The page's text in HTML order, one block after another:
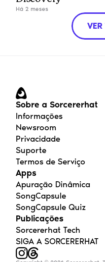
Há 2 meses
Sobre a Sorcererhat
Informações
Newsroom
Privacidade
Suporte
Termos de Serviço
Apps
Apuração Dinâmica
SongCapsule
SongCapsule Quiz
Publicações
Sorcererhat Tech
SIGA A SORCERERHAT